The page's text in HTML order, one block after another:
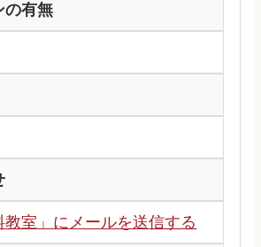
の有無
教室」にメールを送信する